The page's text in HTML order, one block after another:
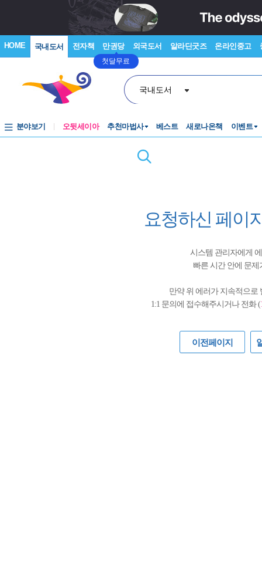
HOME 국내도서 전자책 만권당
첫달무료
외국도서 알라딘굿즈 온라인중고
국내도서
분야보기 오뒷세이아 추천마법사 베스트 새로나온책 이벤트
요청하신 페이
시스템 관리자에게
빠른 시간 안에 문
만약 위 에러가 지속적으로
1:1 문의에 접수해주시거나 전화 (
이전페이지